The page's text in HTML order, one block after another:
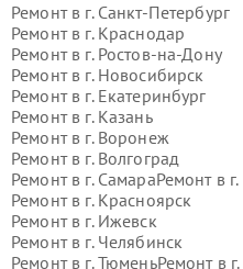
Ремонт в г. Санкт-Петербург
Ремонт в г. Краснодар
Ремонт в г. Ростов-на-Дону
Ремонт в г. Новосибирск
Ремонт в г. Екатеринбург
Ремонт в г. Казань
Ремонт в г. Воронеж
Ремонт в г. Волгоград
Ремонт в г. СамараРемонт в г.
Ремонт в г. Красноярск
Ремонт в г. Ижевск
Ремонт в г. Челябинск
Ремонт в г.ТюменьРемонт в г.